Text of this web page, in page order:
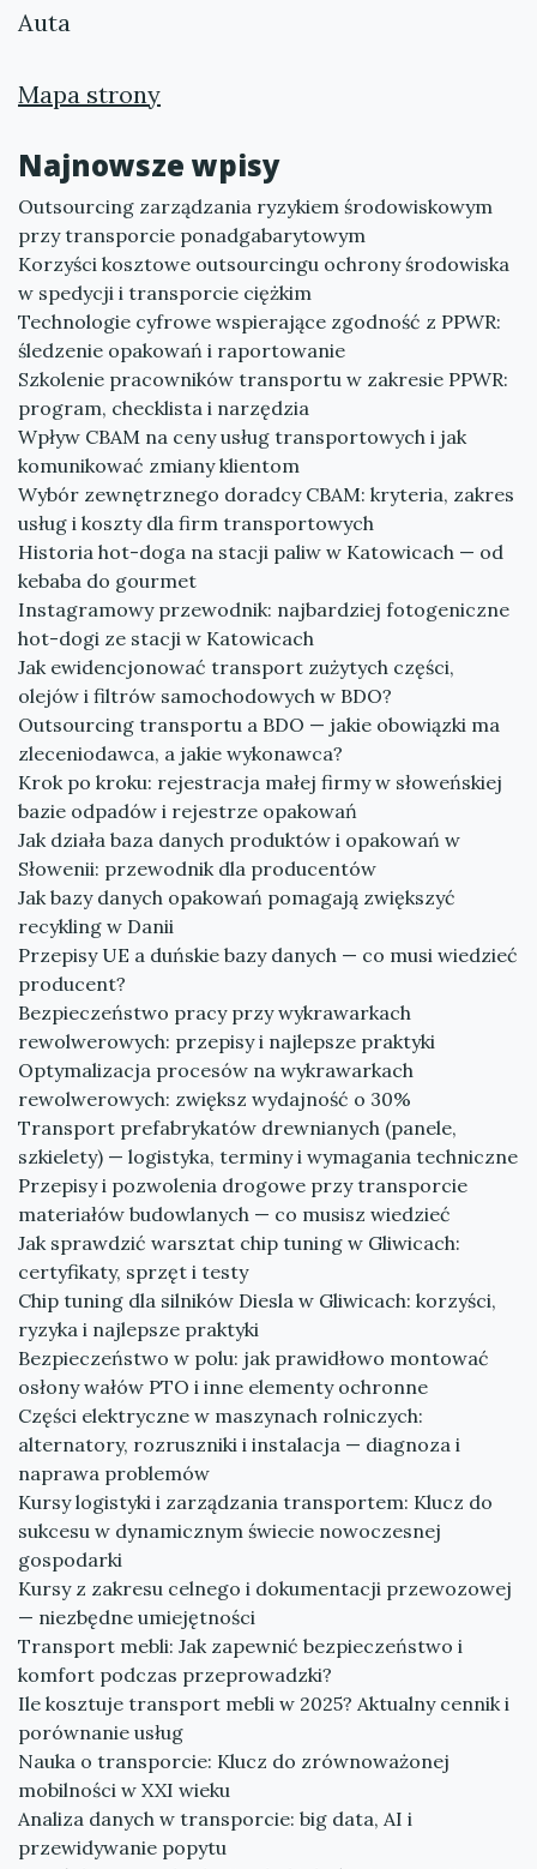
Auta
Mapa strony
Najnowsze wpisy
Outsourcing zarządzania ryzykiem środowiskowym
przy transporcie ponadgabarytowym
Korzyści kosztowe outsourcingu ochrony środowiska
w spedycji i transporcie ciężkim
Technologie cyfrowe wspierające zgodność z PPWR:
śledzenie opakowań i raportowanie
Szkolenie pracowników transportu w zakresie PPWR:
program, checklista i narzędzia
Wpływ CBAM na ceny usług transportowych i jak
komunikować zmiany klientom
Wybór zewnętrznego doradcy CBAM: kryteria, zakres
usług i koszty dla firm transportowych
Historia hot-doga na stacji paliw w Katowicach — od
kebaba do gourmet
Instagramowy przewodnik: najbardziej fotogeniczne
hot-dogi ze stacji w Katowicach
Jak ewidencjonować transport zużytych części,
olejów i filtrów samochodowych w BDO?
Outsourcing transportu a BDO — jakie obowiązki ma
zleceniodawca, a jakie wykonawca?
Krok po kroku: rejestracja małej firmy w słoweńskiej
bazie odpadów i rejestrze opakowań
Jak działa baza danych produktów i opakowań w
Słowenii: przewodnik dla producentów
Jak bazy danych opakowań pomagają zwiększyć
recykling w Danii
Przepisy UE a duńskie bazy danych — co musi wiedzieć
producent?
Bezpieczeństwo pracy przy wykrawarkach
rewolwerowych: przepisy i najlepsze praktyki
Optymalizacja procesów na wykrawarkach
rewolwerowych: zwiększ wydajność o 30%
Transport prefabrykatów drewnianych (panele,
szkielety) — logistyka, terminy i wymagania techniczne
Przepisy i pozwolenia drogowe przy transporcie
materiałów budowlanych — co musisz wiedzieć
Jak sprawdzić warsztat chip tuning w Gliwicach:
certyfikaty, sprzęt i testy
Chip tuning dla silników Diesla w Gliwicach: korzyści,
ryzyka i najlepsze praktyki
Bezpieczeństwo w polu: jak prawidłowo montować
osłony wałów PTO i inne elementy ochronne
Części elektryczne w maszynach rolniczych:
alternatory, rozruszniki i instalacja — diagnoza i
naprawa problemów
Kursy logistyki i zarządzania transportem: Klucz do
sukcesu w dynamicznym świecie nowoczesnej
gospodarki
Kursy z zakresu celnego i dokumentacji przewozowej
— niezbędne umiejętności
Transport mebli: Jak zapewnić bezpieczeństwo i
komfort podczas przeprowadzki?
Ile kosztuje transport mebli w 2025? Aktualny cennik i
porównanie usług
Nauka o transporcie: Klucz do zrównoważonej
mobilności w XXI wieku
Analiza danych w transporcie: big data, AI i
przewidywanie popytu